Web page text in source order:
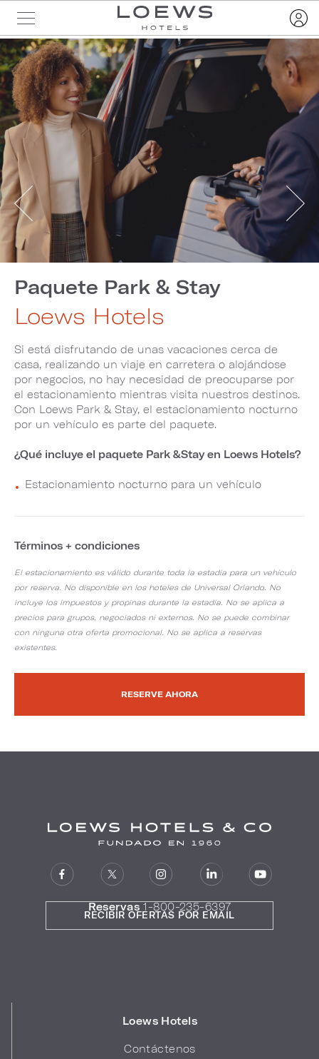
Paquete Park & Stay
Loews Hotels
Si está disfrutando de unas vacaciones cerca de
casa, realizando un viaje en carretera o alojándose
por negocios, no hay necesidad de preocuparse por
el estacionamiento mientras visita nuestros destinos.
Con Loews Park & Stay, el estacionamiento nocturno
por un vehículo es parte del paquete.
¿Qué incluye el paquete Park &Stay en Loews Hotels?
Estacionamiento nocturno para un vehículo
Términos + condiciones
El estacionamiento es válido durante toda la estadía para un vehículo
por reserva. No disponible en los hoteles de Universal Orlando. No
incluye los impuestos y propinas durante la estadía. No se aplica a
precios para grupos, negociados ni externos. No se puede combinar
con ninguna otra oferta promocional. No se aplica a reservas
existentes.
RESERVE AHORA
Reservas 1-800-235-6397
Loews Hotels
Contáctenos
RECIBIR OFERTAS POR EMAIL